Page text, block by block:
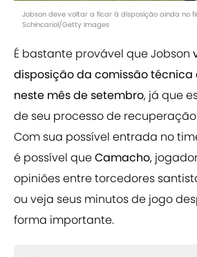
Jobson deve voltar a ficar à disposição ainda no
Schincariol/Getty Images
É bastante provável que Jobson
disposição da comissão
neste mês de setembro, já que
de seu processo de
Com sua possível entrada no
é possível queCamacho,
opiniões entre torcedores
ou veja seus minutos de jogo
forma importante.